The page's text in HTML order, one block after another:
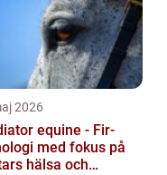
2026
equine - Fir-
med fokus på
hälsa och